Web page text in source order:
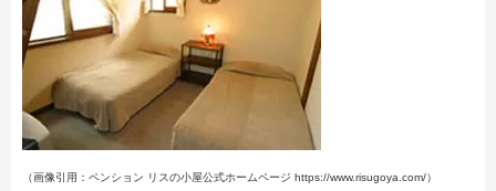
（画像引用：ペンション リスの小屋公式ホームページ https://www.risugoya.com/）